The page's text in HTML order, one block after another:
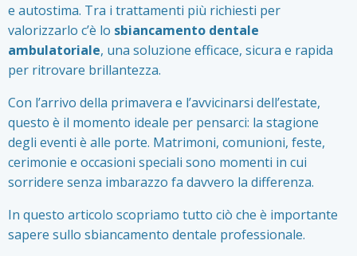
e autostima. Tra i trattamenti più richiesti per
valorizzarlo c’è lo sbiancamento dentale
ambulatoriale, una soluzione efficace, sicura e rapida
per ritrovare brillantezza.
Con l’arrivo della primavera e l’avvicinarsi dell’estate,
questo è il momento ideale per pensarci: la stagione
degli eventi è alle porte. Matrimoni, comunioni, feste,
cerimonie e occasioni speciali sono momenti in cui
sorridere senza imbarazzo fa davvero la differenza.
In questo articolo scopriamo tutto ciò che è importante
sapere sullo sbiancamento dentale professionale.